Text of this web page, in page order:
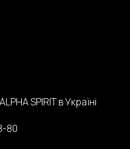
ALPHA SPIRITв Україні
80